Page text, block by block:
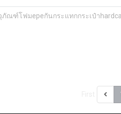
ณฑ์โฟมepeกันกระแทกกระเป๋า